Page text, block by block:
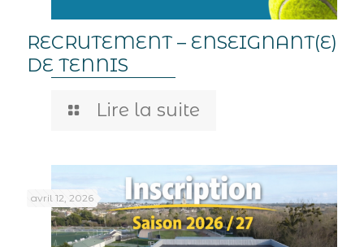
RECRUTEMENT – ENSEIGNANT(E)
DE TENNIS
Lire la suite
avril 12, 2026